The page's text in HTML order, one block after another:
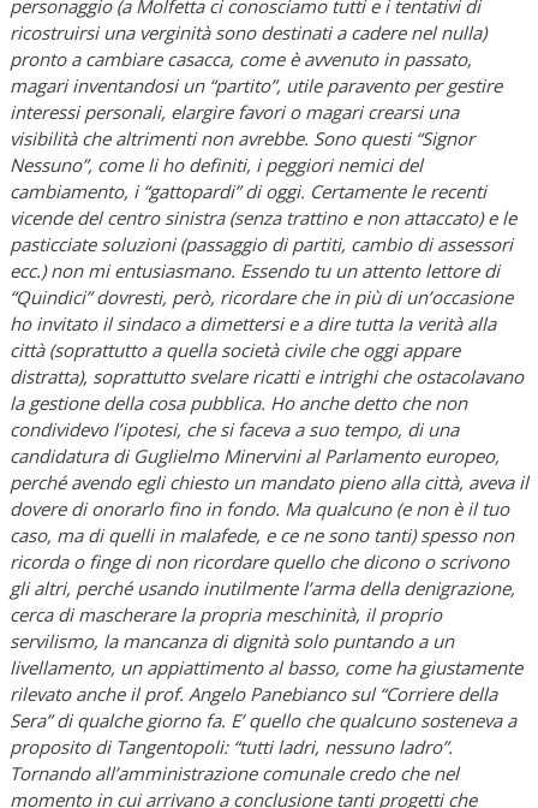
personaggio (a Molfetta ci conosciamo tutti e i tentativi di
ricostruirsi una verginità sono destinati a cadere nel nulla)
pronto a cambiare casacca, come è avvenuto in passato,
magari inventandosi un “partito”, utile paravento per gestire
interessi personali, elargire favori o magari crearsi una
visibilità che altrimenti non avrebbe. Sono questi “Signor
Nessuno”, come li ho definiti, i peggiori nemici del
cambiamento, i “gattopardi” di oggi. Certamente le recenti
vicende del centro sinistra (senza trattino e non attaccato) e le
pasticciate soluzioni (passaggio di partiti, cambio di assessori
ecc.) non mi entusiasmano. Essendo tu un attento lettore di
“Quindici” dovresti, però, ricordare che in più di un’occasione
ho invitato il sindaco a dimettersi e a dire tutta la verità alla
città (soprattutto a quella società civile che oggi appare
distratta), soprattutto svelare ricatti e intrighi che ostacolavano
la gestione della cosa pubblica. Ho anche detto che non
condividevo l’ipotesi, che si faceva a suo tempo, di una
candidatura di Guglielmo Minervini al Parlamento europeo,
perché avendo egli chiesto un mandato pieno alla città, aveva il
dovere di onorarlo fino in fondo. Ma qualcuno (e non è il tuo
caso, ma di quelli in malafede, e ce ne sono tanti) spesso non
ricorda o finge di non ricordare quello che dicono o scrivono
gli altri, perché usando inutilmente l’arma della denigrazione,
cerca di mascherare la propria meschinità, il proprio
servilismo, la mancanza di dignità solo puntando a un
livellamento, un appiattimento al basso, come ha giustamente
rilevato anche il prof. Angelo Panebianco sul “Corriere della
Sera” di qualche giorno fa. E’ quello che qualcuno sosteneva a
proposito di Tangentopoli: “tutti ladri, nessuno ladro”.
Tornando all’amministrazione comunale credo che nel
momento in cui arrivano a conclusione tanti progetti che